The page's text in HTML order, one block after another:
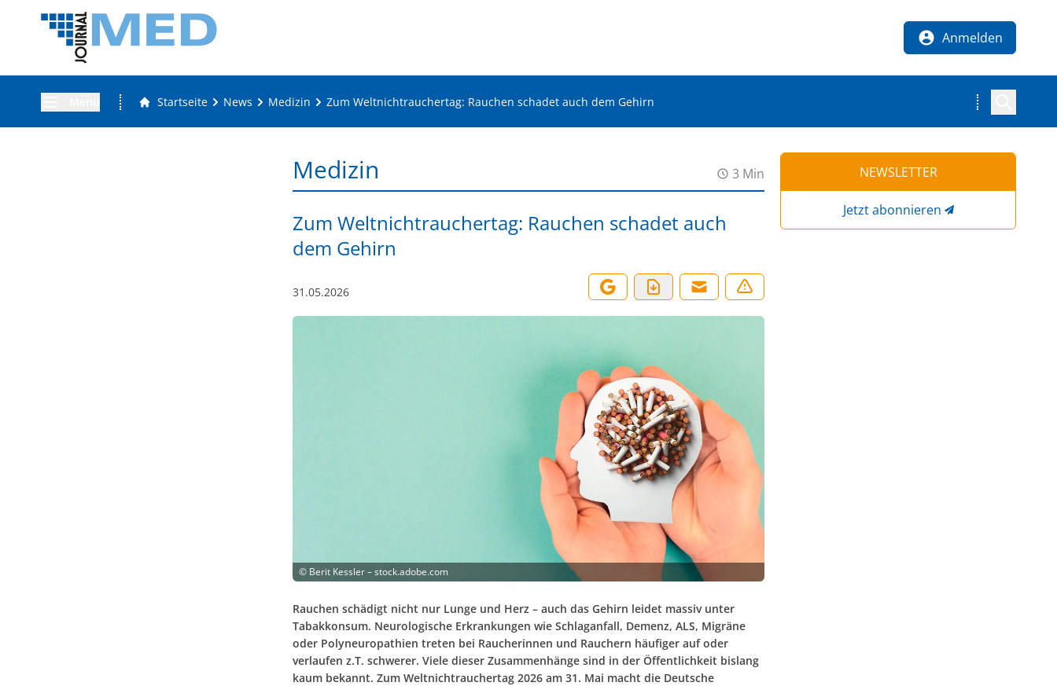
Anmelden
Startseite News Medizin Zum Weltnichtrauchertag: Rauchen schadet auch dem Gehirn
Medizin 3 Min
Zum Weltnichtrauchertag: Rauchen schadet auch
dem Gehirn
31.05.2026
© Berit Kessler – stock.adobe.com
Rauchen schädigt nicht nur Lunge und Herz – auch das Gehirn leidet massiv unter
Tabakkonsum. Neurologische Erkrankungen wie Schlaganfall, Demenz, ALS, Migräne
oder Polyneuropathien treten bei Raucherinnen und Rauchern häufiger auf oder
verlaufen z.T. schwerer. Viele dieser Zusammenhänge sind in der Öffentlichkeit bislang
kaum bekannt. Zum Weltnichtrauchertag 2026 am 31. Mai macht die Deutsche
NEWSLETTER
Jetzt abonnieren